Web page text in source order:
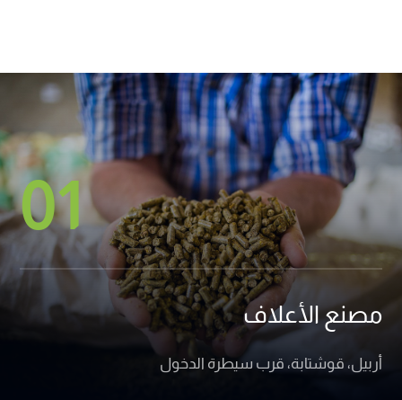
01
مصنع الأعلاف
أربيل، قوشتابة، قرب سيطرة الدخول